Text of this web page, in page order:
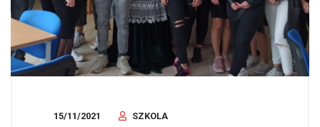
15/11/2021
SZKOLA